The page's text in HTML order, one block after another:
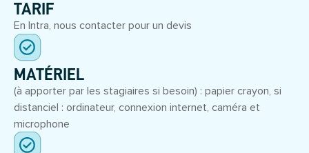
TARIF
En Intra, nous contacter pour un devis
MATÉRIEL
(à apporter par les stagiaires si besoin) : papier crayon, si
distanciel : ordinateur, connexion internet, caméra et
microphone